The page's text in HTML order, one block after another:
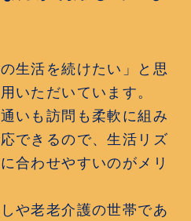
の生活を続けたい」と思
いただいています。
いも訪問も柔軟に組み
できるので、生活リズ
合わせやすいのがメリ
や老老介護の世帯であ